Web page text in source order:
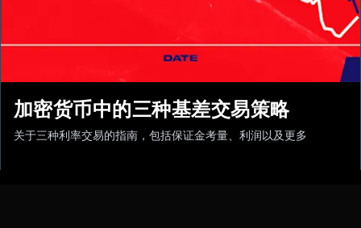
加密货币中的三种基差交易策略
关于三种利率交易的指南，包括保证金考量、利润以及更多